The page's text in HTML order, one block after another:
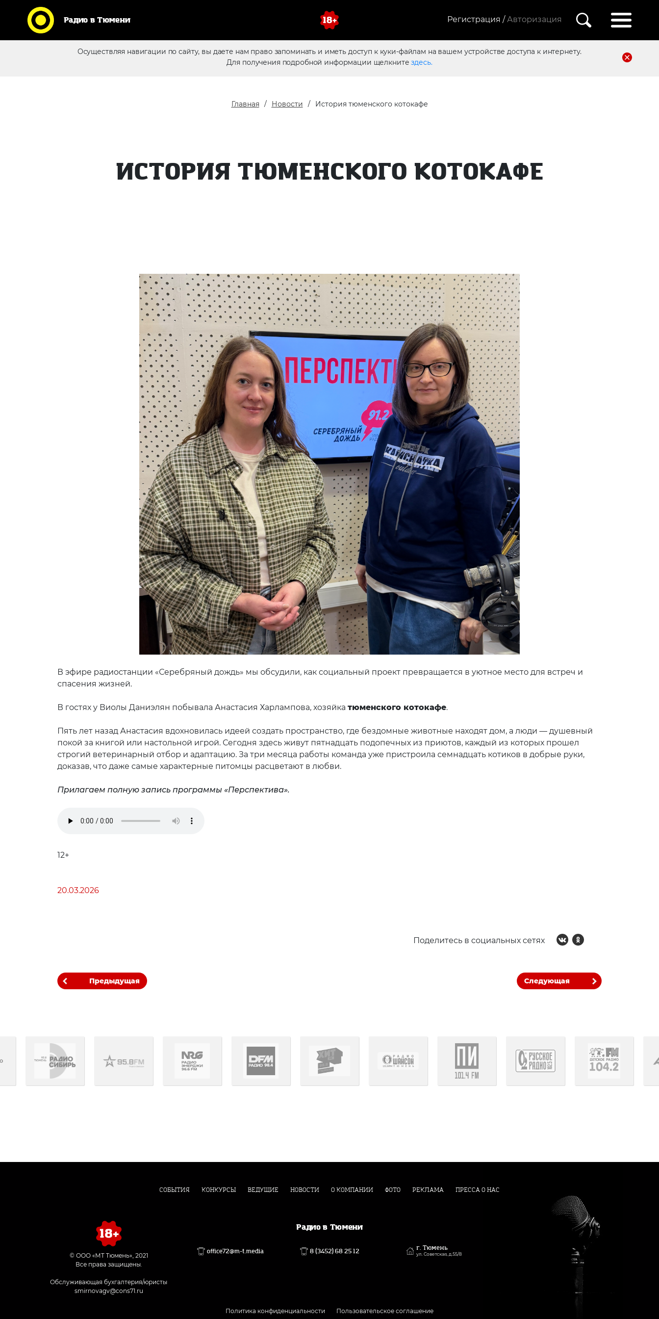
Радио в Тюмени Регистрация / Авторизация
Осуществляя навигации по сайту, вы даете нам право запоминать и иметь доступ к куки-файлам на вашем устройстве доступа к интернету.
Для получения подробной информации щелкнитездесь.
Реклама в эфире
Главная Новости История тюменского котокафе
ИСТОРИЯ ТЮМЕНСКОГО КОТОКАФЕ
В эфире радиостанции «Серебряный дождь» мы обсудили, как социальный проект превращается в уютное место для встреч и
спасения жизней.
В гостях у Виолы Даниэлян побывала Анастасия Харлампова, хозяйка тюменского котокафе.
Пять лет назад Анастасия вдохновилась идеей создать пространство, где бездомные животные находят дом, а люди — душевный
покой за книгой или настольной игрой. Сегодня здесь живут пятнадцать подопечных из приютов, каждый из которых прошел
строгий ветеринарный отбор и адаптацию. За три месяца работы команда уже пристроила семнадцать котиков в добрые руки,
доказав, что даже самые характерные питомцы расцветают в любви.
Прилагаем полную запись программы «Перспектива».
12+
20.03.2026
Поделитесь в социальных сетях
Предыдущая Следующая
СОБЫТИЯ КОНКУРСЫ ВЕДУЩИЕ НОВОСТИ О КОМПАНИИ ФОТО РЕКЛАМА ПРЕССА О НАС
Радио в Тюмени
© ООО «МТ Тюмень», 2021
Все права защищены.
Обслуживающая бухгалтерия/юристы
smirnovagv@cons71.ru
office72@m-t.media 8 (3452) 68 25 12 г. Тюмень
ул. Советская, д.55/8
Политика конфиденциальности Пользовательское соглашение